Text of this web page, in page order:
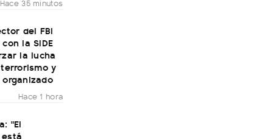
Hace 35 minutos
del FBI
la SIDE
la lucha
y
Hace 1 hora
"El